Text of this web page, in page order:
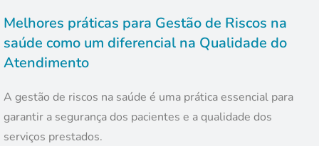
Melhores práticas para Gestão de Riscos na
saúde como um diferencial na Qualidade do
Atendimento
A gestão de riscos na saúde é uma prática essencial para
garantir a segurança dos pacientes e a qualidade dos
serviços prestados.